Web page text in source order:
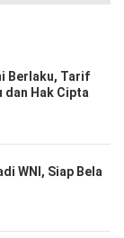
Berlaku, Tarif
dan Hak Cipta
WNI, Siap Bela